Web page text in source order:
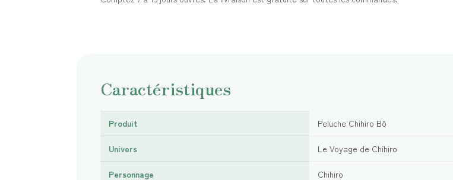
Caractéristiques
Produit Peluche Chihiro Bô
Univers Le Voyage de Chihiro
Personnage Chihiro